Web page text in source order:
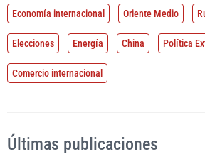
Economía internacional Oriente Medio
Elecciones Energía China Política
Comercio internacional
Últimas publicaciones